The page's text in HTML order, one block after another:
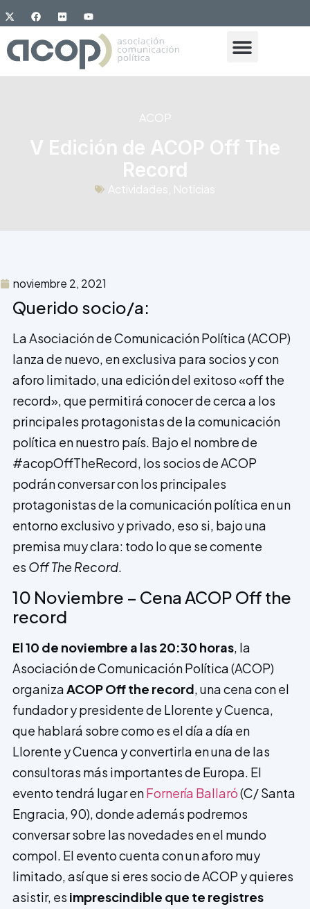
ACOP
V Edición de ACOP Off The
Record
Actividades Noticias
noviembre 2, 2021
Querido socio/a:
La Asociación de Comunicación Política (ACOP)
lanza de nuevo, en exclusiva para socios y con
aforo limitado, una edición del exitoso «off the
record», que permitirá conocer de cerca a los
principales protagonistas de la comunicación
política en nuestro país. Bajo el nombre de
#acopOffTheRecord, los socios de ACOP
podrán conversar con los principales
protagonistas de la comunicación política en un
entorno exclusivo y privado, eso si, bajo una
premisa muy clara: todo lo que se comente
es Off The Record.
10 Noviembre – Cena ACOP Off the
record
El 10 de noviembre a las 20:30 horas, la
Asociación de Comunicación Política (ACOP)
organizaACOP Off the record, una cena con el
fundador y presidente de Llorente y Cuenca,
que hablará sobre como es el día a día en
Llorente y Cuenca y convertirla en una de las
consultoras más importantes de Europa. El
evento tendrá lugar enFornería Ballaró(C/ Santa
Engracia, 90), donde además podremos
conversar sobre las novedades en el mundo
compol. El evento cuenta con un aforo muy
limitado, así que si eres socio de ACOP y quieres
asistir, es imprescindible que te registres